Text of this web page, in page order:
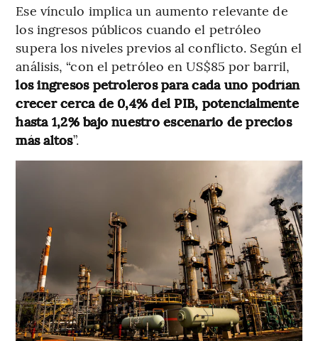
Ese vínculo implica un aumento relevante de
los ingresos públicos cuando el petróleo
supera los niveles previos al conflicto. Según el
análisis, “con el petróleo en US$85 por barril,
los ingresos petroleros para cada uno podrían
crecer cerca de 0,4% del PIB, potencialmente
hasta 1,2% bajo nuestro escenario de precios
más altos”.